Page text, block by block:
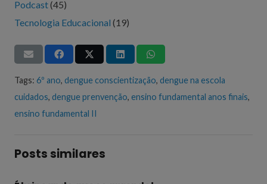
Podcast(45)
Tecnologia Educacional (19)
Tags: 6º ano, dengue conscientização, dengue na escola
cuidados, dengue prenvenção, ensino fundamental anos finais,
ensino fundamental II
Posts similares